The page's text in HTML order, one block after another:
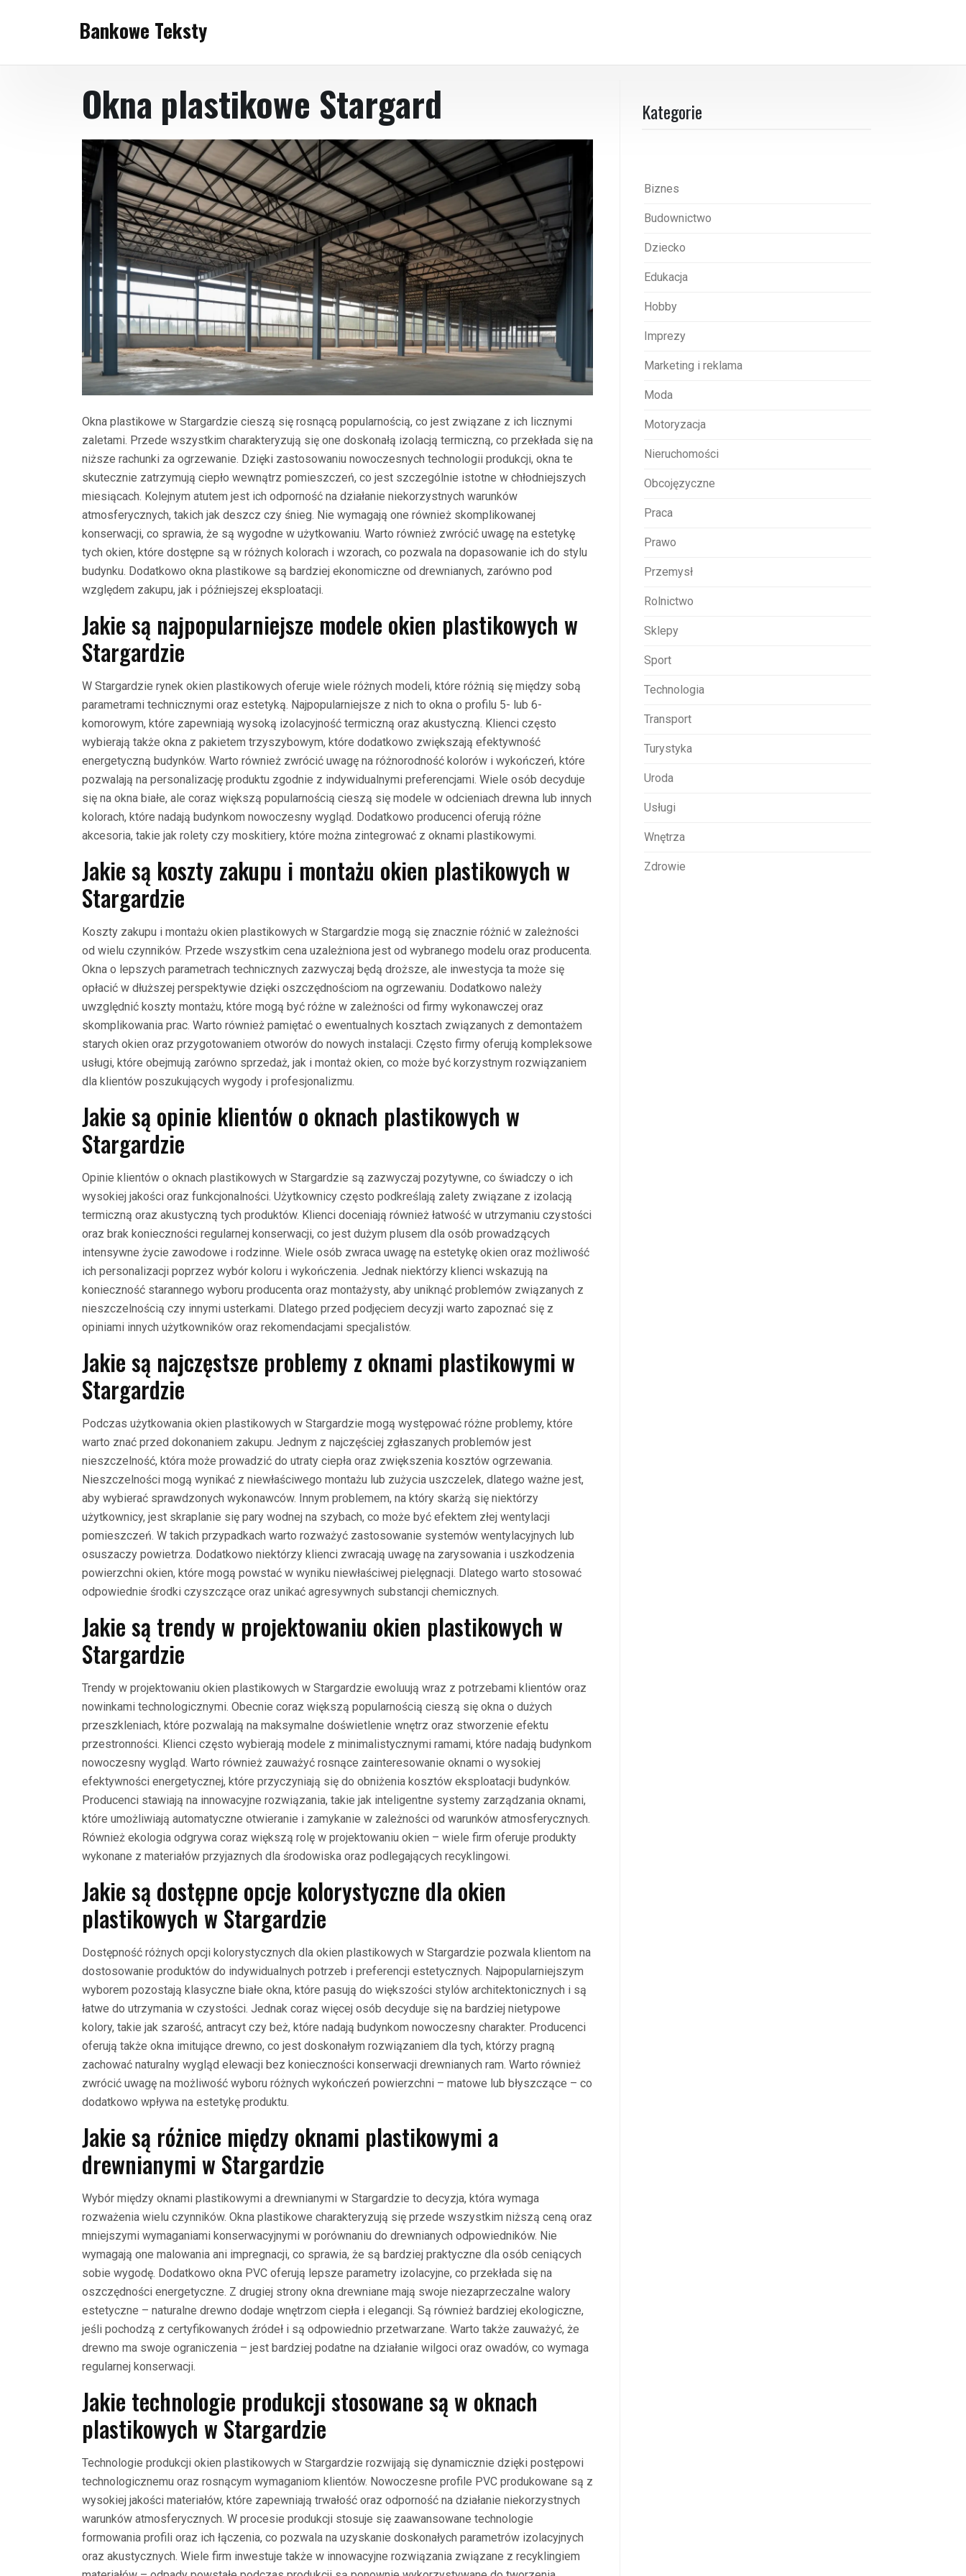
Bankowe Teksty
Okna plastikowe Stargard
Okna plastikowe w Stargardzie cieszą się rosnącą popularnością, co jest związane z ich licznymi
zaletami. Przede wszystkim charakteryzują się one doskonałą izolacją termiczną, co przekłada się na
niższe rachunki za ogrzewanie. Dzięki zastosowaniu nowoczesnych technologii produkcji, okna te
skutecznie zatrzymują ciepło wewnątrz pomieszczeń, co jest szczególnie istotne w chłodniejszych
miesiącach. Kolejnym atutem jest ich odporność na działanie niekorzystnych warunków
atmosferycznych, takich jak deszcz czy śnieg. Nie wymagają one również skomplikowanej
konserwacji, co sprawia, że są wygodne w użytkowaniu. Warto również zwrócić uwagę na estetykę
tych okien, które dostępne są w różnych kolorach i wzorach, co pozwala na dopasowanie ich do stylu
budynku. Dodatkowo okna plastikowe są bardziej ekonomiczne od drewnianych, zarówno pod
względem zakupu, jak i późniejszej eksploatacji.
Jakie są najpopularniejsze modele okien plastikowych w
Stargardzie
W Stargardzie rynek okien plastikowych oferuje wiele różnych modeli, które różnią się między sobą
parametrami technicznymi oraz estetyką. Najpopularniejsze z nich to okna o profilu 5- lub 6-
komorowym, które zapewniają wysoką izolacyjność termiczną oraz akustyczną. Klienci często
wybierają także okna z pakietem trzyszybowym, które dodatkowo zwiększają efektywność
energetyczną budynków. Warto również zwrócić uwagę na różnorodność kolorów i wykończeń, które
pozwalają na personalizację produktu zgodnie z indywidualnymi preferencjami. Wiele osób decyduje
się na okna białe, ale coraz większą popularnością cieszą się modele w odcieniach drewna lub innych
kolorach, które nadają budynkom nowoczesny wygląd. Dodatkowo producenci oferują różne
akcesoria, takie jak rolety czy moskitiery, które można zintegrować z oknami plastikowymi.
Jakie są koszty zakupu i montażu okien plastikowych w
Stargardzie
Koszty zakupu i montażu okien plastikowych w Stargardzie mogą się znacznie różnić w zależności
od wielu czynników. Przede wszystkim cena uzależniona jest od wybranego modelu oraz producenta.
Okna o lepszych parametrach technicznych zazwyczaj będą droższe, ale inwestycja ta może się
opłacić w dłuższej perspektywie dzięki oszczędnościom na ogrzewaniu. Dodatkowo należy
uwzględnić koszty montażu, które mogą być różne w zależności od firmy wykonawczej oraz
skomplikowania prac. Warto również pamiętać o ewentualnych kosztach związanych z demontażem
starych okien oraz przygotowaniem otworów do nowych instalacji. Często firmy oferują kompleksowe
usługi, które obejmują zarówno sprzedaż, jak i montaż okien, co może być korzystnym rozwiązaniem
dla klientów poszukujących wygody i profesjonalizmu.
Jakie są opinie klientów o oknach plastikowych w
Stargardzie
Opinie klientów o oknach plastikowych w Stargardzie są zazwyczaj pozytywne, co świadczy o ich
wysokiej jakości oraz funkcjonalności. Użytkownicy często podkreślają zalety związane z izolacją
termiczną oraz akustyczną tych produktów. Klienci doceniają również łatwość w utrzymaniu czystości
oraz brak konieczności regularnej konserwacji, co jest dużym plusem dla osób prowadzących
intensywne życie zawodowe i rodzinne. Wiele osób zwraca uwagę na estetykę okien oraz możliwość
ich personalizacji poprzez wybór koloru i wykończenia. Jednak niektórzy klienci wskazują na
konieczność starannego wyboru producenta oraz montażysty, aby uniknąć problemów związanych z
nieszczelnością czy innymi usterkami. Dlatego przed podjęciem decyzji warto zapoznać się z
opiniami innych użytkowników oraz rekomendacjami specjalistów.
Jakie są najczęstsze problemy z oknami plastikowymi w
Stargardzie
Podczas użytkowania okien plastikowych w Stargardzie mogą występować różne problemy, które
warto znać przed dokonaniem zakupu. Jednym z najczęściej zgłaszanych problemów jest
nieszczelność, która może prowadzić do utraty ciepła oraz zwiększenia kosztów ogrzewania.
Nieszczelności mogą wynikać z niewłaściwego montażu lub zużycia uszczelek, dlatego ważne jest,
aby wybierać sprawdzonych wykonawców. Innym problemem, na który skarżą się niektórzy
użytkownicy, jest skraplanie się pary wodnej na szybach, co może być efektem złej wentylacji
pomieszczeń. W takich przypadkach warto rozważyć zastosowanie systemów wentylacyjnych lub
osuszaczy powietrza. Dodatkowo niektórzy klienci zwracają uwagę na zarysowania i uszkodzenia
powierzchni okien, które mogą powstać w wyniku niewłaściwej pielęgnacji. Dlatego warto stosować
odpowiednie środki czyszczące oraz unikać agresywnych substancji chemicznych.
Jakie są trendy w projektowaniu okien plastikowych w
Stargardzie
Trendy w projektowaniu okien plastikowych w Stargardzie ewoluują wraz z potrzebami klientów oraz
nowinkami technologicznymi. Obecnie coraz większą popularnością cieszą się okna o dużych
przeszkleniach, które pozwalają na maksymalne doświetlenie wnętrz oraz stworzenie efektu
przestronności. Klienci często wybierają modele z minimalistycznymi ramami, które nadają budynkom
nowoczesny wygląd. Warto również zauważyć rosnące zainteresowanie oknami o wysokiej
efektywności energetycznej, które przyczyniają się do obniżenia kosztów eksploatacji budynków.
Producenci stawiają na innowacyjne rozwiązania, takie jak inteligentne systemy zarządzania oknami,
które umożliwiają automatyczne otwieranie i zamykanie w zależności od warunków atmosferycznych.
Również ekologia odgrywa coraz większą rolę w projektowaniu okien – wiele firm oferuje produkty
wykonane z materiałów przyjaznych dla środowiska oraz podlegających recyklingowi.
Jakie są dostępne opcje kolorystyczne dla okien
plastikowych w Stargardzie
Dostępność różnych opcji kolorystycznych dla okien plastikowych w Stargardzie pozwala klientom na
dostosowanie produktów do indywidualnych potrzeb i preferencji estetycznych. Najpopularniejszym
wyborem pozostają klasyczne białe okna, które pasują do większości stylów architektonicznych i są
łatwe do utrzymania w czystości. Jednak coraz więcej osób decyduje się na bardziej nietypowe
kolory, takie jak szarość, antracyt czy beż, które nadają budynkom nowoczesny charakter. Producenci
oferują także okna imitujące drewno, co jest doskonałym rozwiązaniem dla tych, którzy pragną
zachować naturalny wygląd elewacji bez konieczności konserwacji drewnianych ram. Warto również
zwrócić uwagę na możliwość wyboru różnych wykończeń powierzchni – matowe lub błyszczące – co
dodatkowo wpływa na estetykę produktu.
Jakie są różnice między oknami plastikowymi a
drewnianymi w Stargardzie
Wybór między oknami plastikowymi a drewnianymi w Stargardzie to decyzja, która wymaga
rozważenia wielu czynników. Okna plastikowe charakteryzują się przede wszystkim niższą ceną oraz
mniejszymi wymaganiami konserwacyjnymi w porównaniu do drewnianych odpowiedników. Nie
wymagają one malowania ani impregnacji, co sprawia, że są bardziej praktyczne dla osób ceniących
sobie wygodę. Dodatkowo okna PVC oferują lepsze parametry izolacyjne, co przekłada się na
oszczędności energetyczne. Z drugiej strony okna drewniane mają swoje niezaprzeczalne walory
estetyczne – naturalne drewno dodaje wnętrzom ciepła i elegancji. Są również bardziej ekologiczne,
jeśli pochodzą z certyfikowanych źródeł i są odpowiednio przetwarzane. Warto także zauważyć, że
drewno ma swoje ograniczenia – jest bardziej podatne na działanie wilgoci oraz owadów, co wymaga
regularnej konserwacji.
Jakie technologie produkcji stosowane są w oknach
plastikowych w Stargardzie
Technologie produkcji okien plastikowych w Stargardzie rozwijają się dynamicznie dzięki postępowi
technologicznemu oraz rosnącym wymaganiom klientów. Nowoczesne profile PVC produkowane są z
wysokiej jakości materiałów, które zapewniają trwałość oraz odporność na działanie niekorzystnych
warunków atmosferycznych. W procesie produkcji stosuje się zaawansowane technologie
formowania profili oraz ich łączenia, co pozwala na uzyskanie doskonałych parametrów izolacyjnych
oraz akustycznych. Wiele firm inwestuje także w innowacyjne rozwiązania związane z recyklingiem
Kategorie
Biznes
Budownictwo
Dziecko
Edukacja
Hobby
Imprezy
Marketing i reklama
Moda
Motoryzacja
Nieruchomości
Obcojęzyczne
Praca
Prawo
Przemysł
Rolnictwo
Sklepy
Sport
Technologia
Transport
Turystyka
Uroda
Usługi
Wnętrza
Zdrowie